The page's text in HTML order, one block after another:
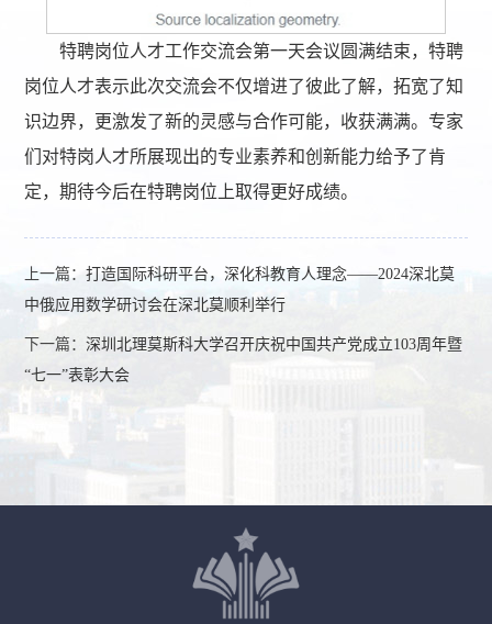
特聘岗位人才工作交流会第一天会议圆满结束，特聘
岗位人才表示此次交流会不仅增进了彼此了解，拓宽了知
识边界，更激发了新的灵感与合作可能，收获满满。专家
们对特岗人才所展现出的专业素养和创新能力给予了肯
定，期待今后在特聘岗位上取得更好成绩。
上一篇：打造国际科研平台，深化科教育人理念——2024深北莫
中俄应用数学研讨会在深北莫顺利举行
下一篇：深圳北理莫斯科大学召开庆祝中国共产党成立103周年暨
“七一”表彰大会